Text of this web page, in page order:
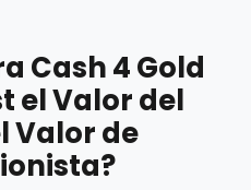
Cash 4 Gold
el Valor del
Valor de